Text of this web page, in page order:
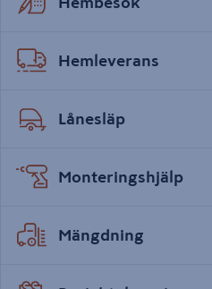
Hemleverans
Lånesläp
Monteringshjälp
Mängdning